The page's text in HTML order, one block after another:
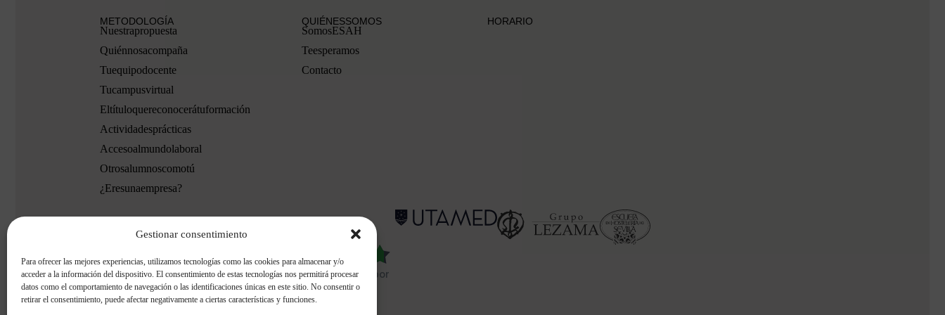
Gestionar consentimiento
Para ofrecer las mejores experiencias, utilizamos tecnologías como las cookies para almacenar y/o
acceder a la información del dispositivo. El consentimiento de estas tecnologías nos permitirá procesar
datos como el comportamiento de navegación o las identificaciones únicas en este sitio. No consentir o
retirar el consentimiento, puede afectar negativamente a ciertas características y funciones.
METODOLOGÍA
Nuestra propuesta
Quién nos acompaña
Tu equipo docente
Tu campus virtual
El título que reconocerá tu formación
Actividades prácticas
Acceso al mundo laboral
Otros alumnos como tú
¿Eres una empresa?
QUIÉNES SOMOS
Somos ESAH
Te esperamos
Contacto
HORARIO
puntuación para ESAH
9.4/10
basado en1331 Valoraciones soportado por
eKomi